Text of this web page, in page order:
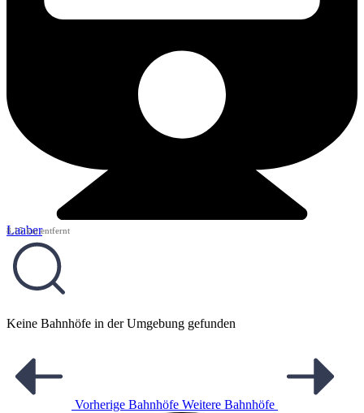
Laaber
8,15 km entfernt
Keine Bahnhöfe in der Umgebung gefunden
Vorherige Bahnhöfe Weitere Bahnhöfe